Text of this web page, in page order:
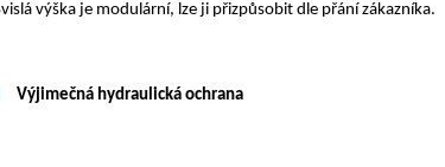
výška je modulární, lze ji přizpůsobit dle přání zákazníka.
Výjimečná hydraulická ochrana